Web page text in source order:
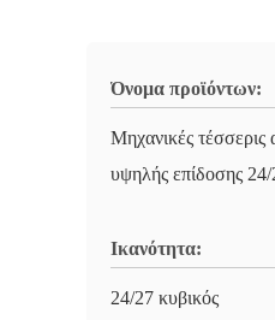
Όνομα προϊόντων:
Μηχανικές τέσσερις
υψηλής επίδοσης
Ικανότητα:
24/27 κυβικός